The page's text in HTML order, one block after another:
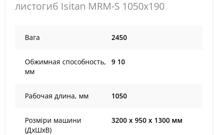
листогиб Isitan MRM-S 1050x190
Вага 2450
Обжимная способность,
мм
9 10
Рабочая длина, мм 1050
Розміри машини
(ДхШхВ)
3200 x 950 x 1300 мм